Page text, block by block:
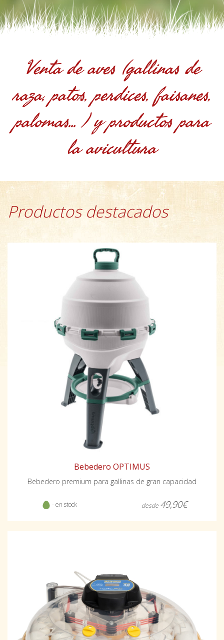
Venta de aves (gallinas de
raza, patos, perdices, faisanes,
palomas... ) y productos para
la avicultura
Productos destacados
Bebedero OPTIMUS
Bebedero premium para gallinas de gran capacidad
- en stock desde 49,90€